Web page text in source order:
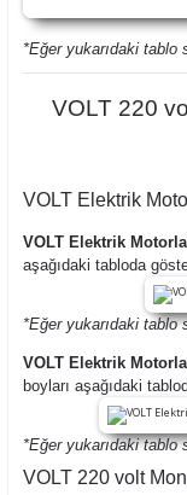
*Eğer yukarıdaki tablo
VOLT 220
VOLT Elektrik
VOLT Elektrik
aşağıdaki tabloda
*Eğer yukarıdaki tablo
VOLT Elektrik
boyları aşağıdaki
*Eğer yukarıdaki tablo
VOLT 220 volt